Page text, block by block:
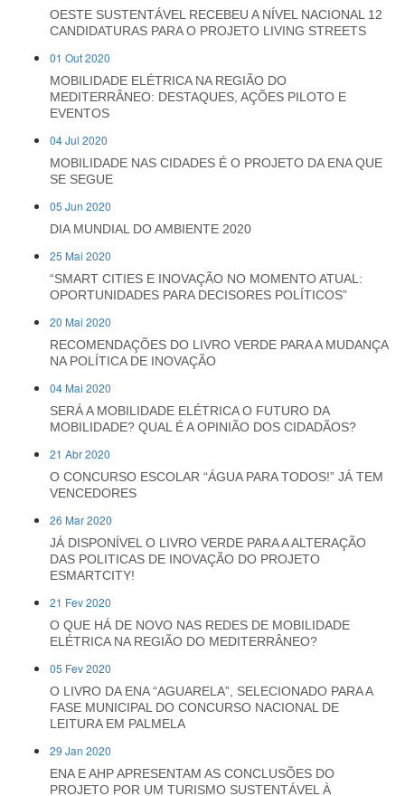
OESTE SUSTENTÁVEL RECEBEU A NÍVEL NACIONAL 12
CANDIDATURAS PARA O PROJETO LIVING STREETS
01 Out 2020
MOBILIDADE ELÉTRICA NA REGIÃO DO
MEDITERRÂNEO: DESTAQUES, AÇÕES PILOTO E
EVENTOS
04 Jul 2020
MOBILIDADE NAS CIDADES É O PROJETO DA ENA QUE
SE SEGUE
05 Jun 2020
DIA MUNDIAL DO AMBIENTE 2020
25 Mai 2020
“SMART CITIES E INOVAÇÃO NO MOMENTO ATUAL:
OPORTUNIDADES PARA DECISORES POLÍTICOS”
20 Mai 2020
RECOMENDAÇÕES DO LIVRO VERDE PARA A MUDANÇA
NA POLÍTICA DE INOVAÇÃO
04 Mai 2020
SERÁ A MOBILIDADE ELÉTRICA O FUTURO DA
MOBILIDADE? QUAL É A OPINIÃO DOS CIDADÃOS?
21 Abr 2020
O CONCURSO ESCOLAR “ÁGUA PARA TODOS!” JÁ TEM
VENCEDORES
26 Mar 2020
JÁ DISPONÍVEL O LIVRO VERDE PARA A ALTERAÇÃO
DAS POLITICAS DE INOVAÇÃO DO PROJETO
ESMARTCITY!
21 Fev 2020
O QUE HÁ DE NOVO NAS REDES DE MOBILIDADE
ELÉTRICA NA REGIÃO DO MEDITERRÂNEO?
05 Fev 2020
O LIVRO DA ENA “AGUARELA”, SELECIONADO PARA A
FASE MUNICIPAL DO CONCURSO NACIONAL DE
LEITURA EM PALMELA
29 Jan 2020
ENA E AHP APRESENTAM AS CONCLUSÕES DO
PROJETO POR UM TURISMO SUSTENTÁVEL À